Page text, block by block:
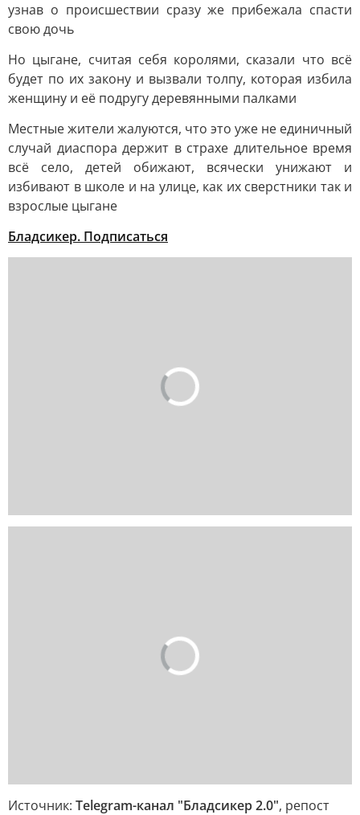
узнав о происшествии сразу же прибежала спасти
свою дочь
Но цыгане, считая себя королями, сказали что всё
будет по их закону и вызвали толпу, которая избила
женщину и её подругу деревянными палками
Местные жители жалуются, что это уже не единичный
случай диаспора держит в страхе длительное время
всё село, детей обижают, всячески унижают и
избивают в школе и на улице, как их сверстники так и
взрослые цыгане
Бладсикер. Подписаться
Источник: Telegram-канал "Бладсикер 2.0", репост